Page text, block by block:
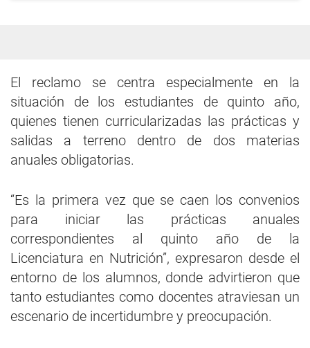
El reclamo se centra especialmente en la
situación de los estudiantes de quinto año,
quienes tienen curricularizadas las prácticas y
salidas a terreno dentro de dos materias
anuales obligatorias.
“Es la primera vez que se caen los convenios
para iniciar las prácticas anuales
correspondientes al quinto año de la
Licenciatura en Nutrición”, expresaron desde el
entorno de los alumnos, donde advirtieron que
tanto estudiantes como docentes atraviesan un
escenario de incertidumbre y preocupación.